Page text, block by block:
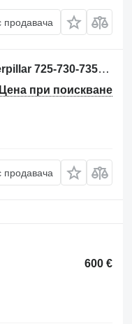
продавача
Монитор DISPLAY GP-CAMERA 251-4138 за съчленен самосвал Caterpillar 725-730-735-740
Цена при поискване
продавача
600 €